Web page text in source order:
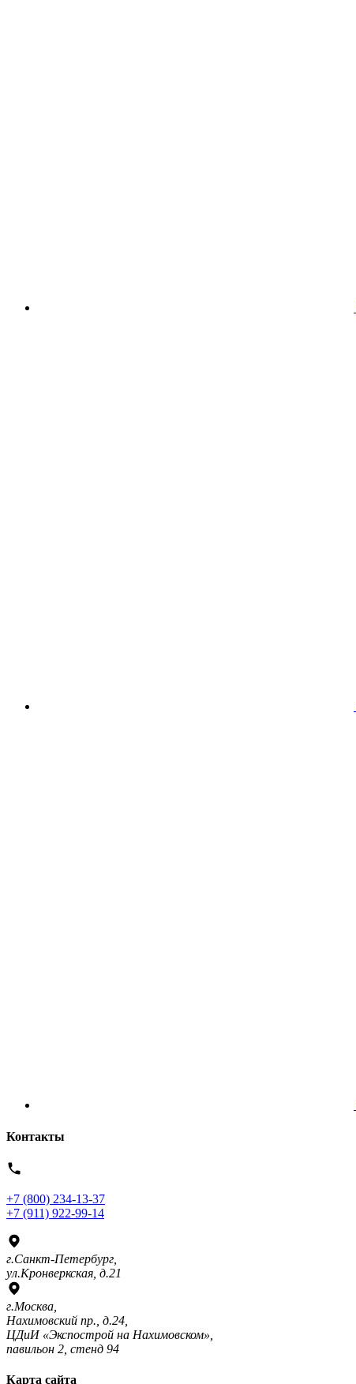
Контакты
+7 (800) 234-13-37
+7 (911) 922-99-14
г.Санкт-Петербург,
ул.Кронверкская, д.21
г.Москва,
Нахимовский пр., д.24,
ЦДиИ «Экспострой на Нахимовском»,
павильон 2, стенд 94
Карта сайта